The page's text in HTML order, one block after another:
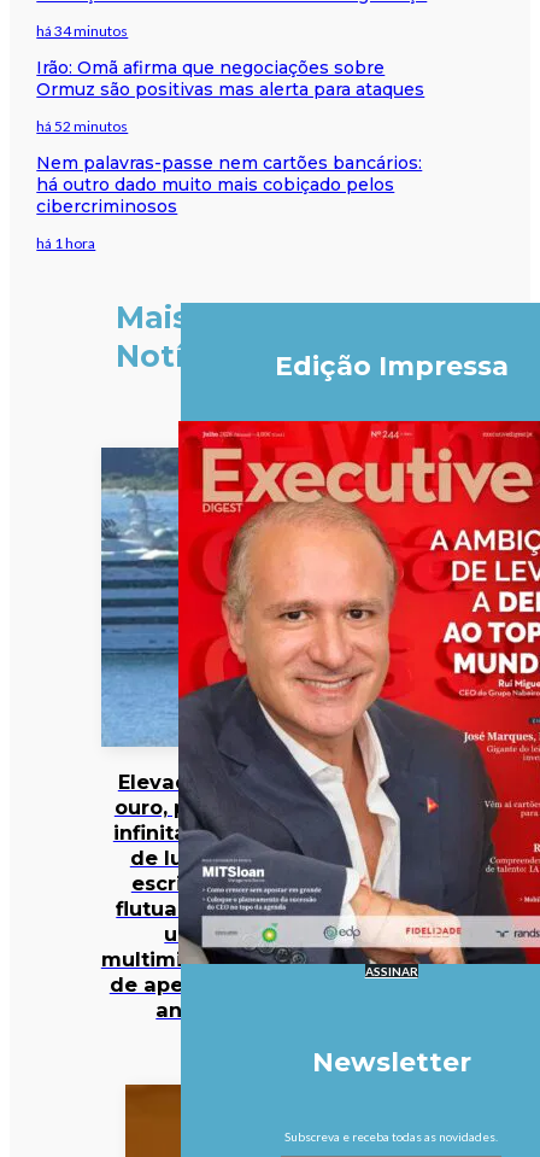
há 34 minutos
Irão: Omã afirma que negociações sobre
Ormuz são positivas mas alerta para ataques
há 52 minutos
Nem palavras-passe nem cartões bancários:
há outro dado muito mais cobiçado pelos
cibercriminosos
há 1 hora
Mais
Notícias
Elevador de
ouro, piscina
infinita e spa
de luxo: o
escritório
flutuante de
um
multimilionário
de apenas 27
anos
Edição Impressa
ASSINAR
Newsletter
Subscreva e receba todas as novidades.